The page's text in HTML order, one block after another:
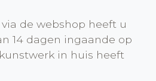
de webshop heeft u
14 dagen ingaande op
in huis heeft